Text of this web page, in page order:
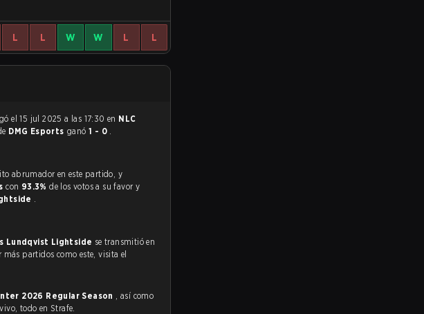
L L W W L L
el 15 jul 2025 a las 17:30 en NLC
DMG Esports ganó 1 - 0 .
con 93.3%de los votos a su favor y
.
Lundqvist Lightside se transmitió en
partidos como este, visita el
2026 Regular Season , así como
todo en Strafe.